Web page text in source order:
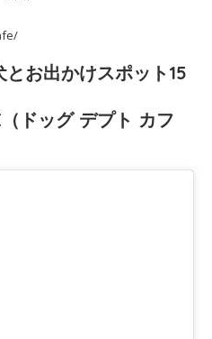
お出かけスポット15
（ドッグ デプト カフ